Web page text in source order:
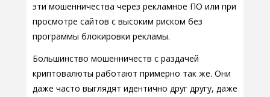
эти мошенничества через рекламное ПО или при
просмотре сайтов с высоким риском без
программы блокировки рекламы.
Большинство мошенничеств с раздачей
криптовалюты работают примерно так же. Они
даже часто выглядят идентично друг другу, даже